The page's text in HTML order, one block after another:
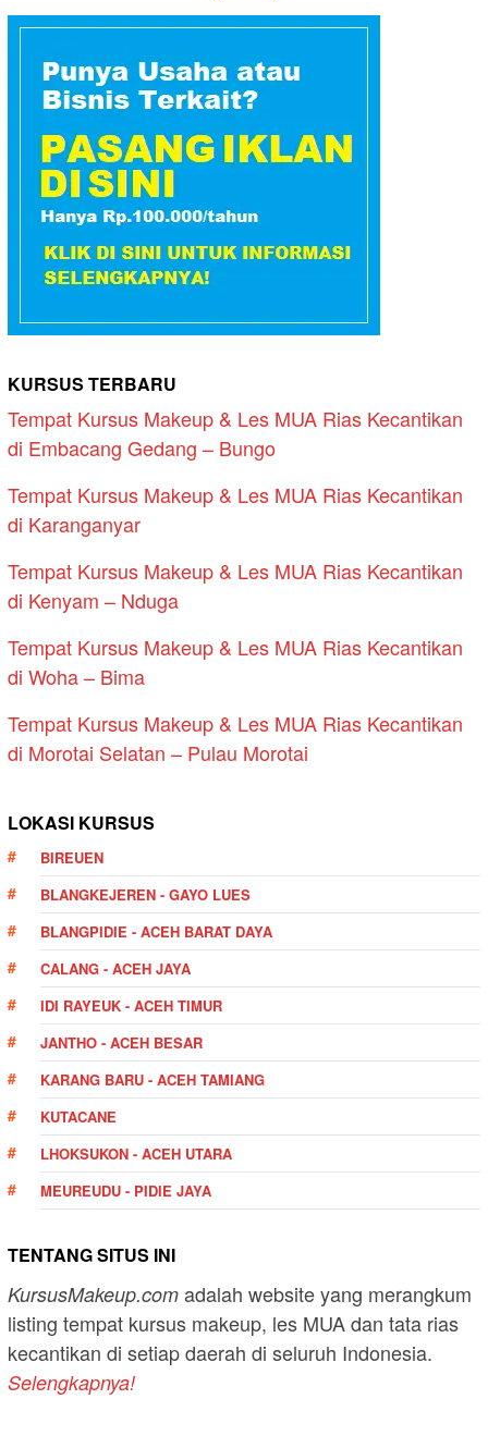
KURSUS TERBARU
Tempat Kursus Makeup & Les MUA Rias Kecantikan
di Embacang Gedang – Bungo
Tempat Kursus Makeup & Les MUA Rias Kecantikan
di Karanganyar
Tempat Kursus Makeup & Les MUA Rias Kecantikan
di Kenyam – Nduga
Tempat Kursus Makeup & Les MUA Rias Kecantikan
di Woha – Bima
Tempat Kursus Makeup & Les MUA Rias Kecantikan
di Morotai Selatan – Pulau Morotai
LOKASI KURSUS
BIREUEN
BLANGKEJEREN - GAYO LUES
BLANGPIDIE - ACEH BARAT DAYA
CALANG - ACEH JAYA
IDI RAYEUK - ACEH TIMUR
JANTHO - ACEH BESAR
KARANG BARU - ACEH TAMIANG
KUTACANE
LHOKSUKON - ACEH UTARA
MEUREUDU - PIDIE JAYA
TENTANG SITUS INI
KursusMakeup.com adalah website yang merangkum
listing tempat kursus makeup, les MUA dan tata rias
kecantikan di setiap daerah di seluruh Indonesia.
Selengkapnya!